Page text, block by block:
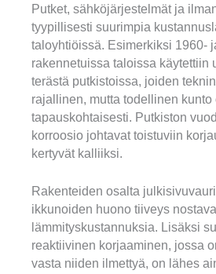
Putket, sähköjärjestelmät ja
tyypillisesti suurimpia
taloyhtiöissä. Esimerkiksi 1960-
rakennetuissa taloissa käytettiin
terästä putkistoissa, joiden
rajallinen, mutta todellinen
tapauskohtaisesti. Putkiston
korroosio johtavat toistuviin
kertyvät kalliiksi.
Rakenteiden osalta
ikkunoiden huono tiiveys
lämmityskustannuksia. Lisäksi
reaktiivinen korjaaminen, jossa
vasta niiden ilmettyä, on lähes